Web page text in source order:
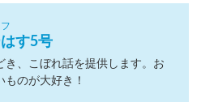
す5号
き、こぼれ話を提供します。お
ものが大好き！